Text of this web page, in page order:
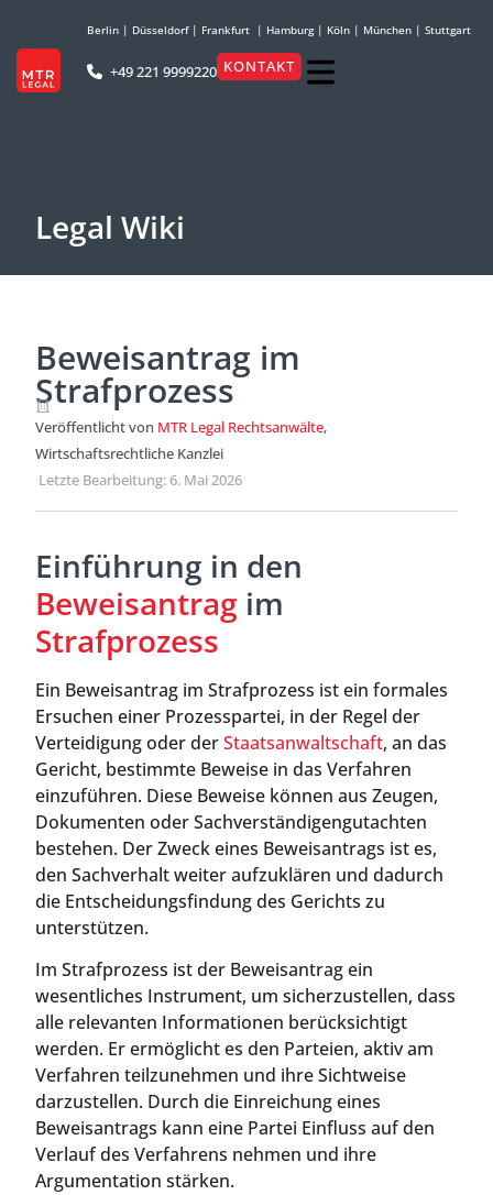
Berlin | Düsseldorf| Frankfurt | Hamburg| Köln | München | Stuttgart
+49 221 9999220 KONTAKT
Legal Wiki
Beweisantrag im
Strafprozess
Veröffentlicht von MTR Legal Rechtsanwälte,
Wirtschaftsrechtliche Kanzlei
·Letzte Bearbeitung: 6. Mai 2026
Einführung in den
Beweisantrag im
Strafprozess
Ein Beweisantrag im Strafprozess ist ein formales
Ersuchen einer Prozesspartei, in der Regel der
Verteidigung oder derStaatsanwaltschaft, an das
Gericht, bestimmte Beweise in das Verfahren
einzuführen. Diese Beweise können aus Zeugen,
Dokumenten oder Sachverständigengutachten
bestehen. Der Zweck eines Beweisantrags ist es,
den Sachverhalt weiter aufzuklären und dadurch
die Entscheidungsfindung des Gerichts zu
unterstützen.
Im Strafprozess ist der Beweisantrag ein
wesentliches Instrument, um sicherzustellen, dass
alle relevanten Informationen berücksichtigt
werden. Er ermöglicht es den Parteien, aktiv am
Verfahren teilzunehmen und ihre Sichtweise
darzustellen. Durch die Einreichung eines
Beweisantrags kann eine Partei Einfluss auf den
Verlauf des Verfahrens nehmen und ihre
Argumentation stärken.